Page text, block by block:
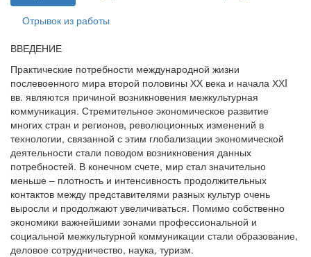
Отрывок из работы
ВВЕДЕНИЕ
Практические потребности международной жизни
послевоенного мира второй половины ХХ века и начала ХХI
вв. являются причиной возникновения межкультурная
коммуникация. Стремительное экономическое развитие
многих стран и регионов, революционных изменений в
технологии, связанной с этим глобализации экономической
деятельности стали поводом возникновения данных
потребностей. В конечном счете, мир стал значительно
меньше – плотность и интенсивность продолжительных
контактов между представителями разных культур очень
выросли и продолжают увеличиваться. Помимо собственно
экономики важнейшими зонами профессиональной и
социальной межкультурной коммуникации стали образование,
деловое сотрудничество, наука, туризм.